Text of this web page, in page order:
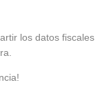
los datos fiscales